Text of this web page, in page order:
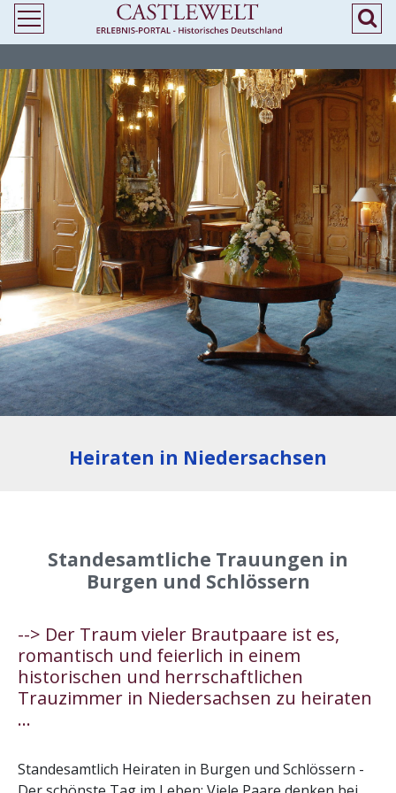
Schlössern - Castlewelt
Heiraten in Niedersachsen
Standesamtliche Trauungen in
Burgen und Schlössern
--> Der Traum vieler Brautpaare ist es,
romantisch und feierlich in einem
historischen und herrschaftlichen
Trauzimmer in Niedersachsen zu heiraten
...
Standesamtlich Heiraten in Burgen und Schlössern -